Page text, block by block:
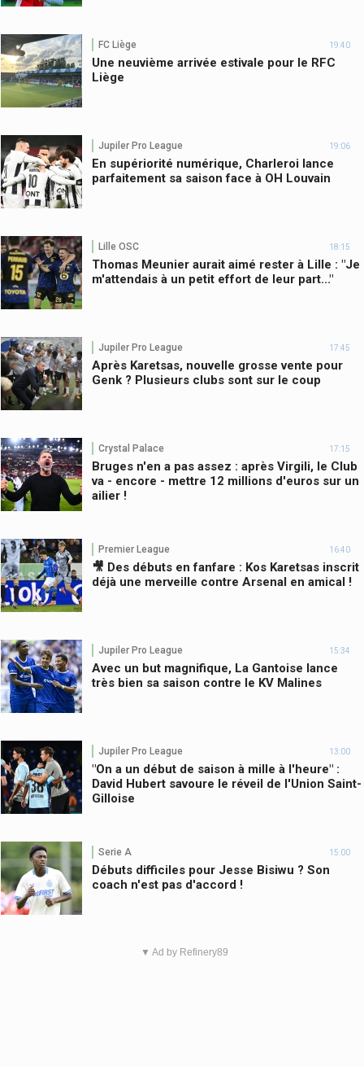
FC Liège 19:40
Une neuvième arrivée estivale pour le RFC
Liège
Jupiler Pro League 19:06
En supériorité numérique, Charleroi lance
parfaitement sa saison face à OH Louvain
Lille OSC 18:15
Thomas Meunier aurait aimé rester à Lille : "Je
m'attendais à un petit effort de leur part..."
Jupiler Pro League 17:45
Après Karetsas, nouvelle grosse vente pour
Genk ? Plusieurs clubs sont sur le coup
Crystal Palace 17:15
Bruges n'en a pas assez : après Virgili, le Club
va - encore - mettre 12 millions d'euros sur un
ailier !
Premier League 16:40
🎥 Des débuts en fanfare : Kos Karetsas inscrit
déjà une merveille contre Arsenal en amical !
Jupiler Pro League 15:34
Avec un but magnifique, La Gantoise lance
très bien sa saison contre le KV Malines
Jupiler Pro League 13:00
"On a un début de saison à mille à l'heure" :
David Hubert savoure le réveil de l'Union Saint-
Gilloise
Serie A 15:00
Débuts difficiles pour Jesse Bisiwu ? Son
coach n'est pas d'accord !
▼ Ad by Refinery89